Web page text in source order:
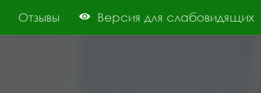
Отзывы Версия для слабовидящих